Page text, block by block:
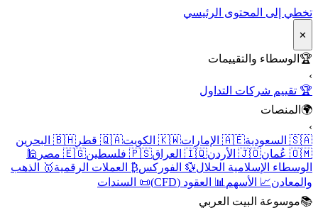
تخطي إلى المحتوى الرئيسي
✕
🏆الوسطاء والتقييمات
🏆 تقييم شركات التداول
🌍المنصات
🇸🇦 السعودية
🇦🇪 الإمارات 🇰🇼 الكويت 🇶🇦 قطر
🇧🇭 البحرين
🇴🇲 عُمان
🇯🇴 الأردن 🇮🇶 العراق 🇵🇸 فلسطين 🇪🇬 مصر
🕌
الوسطاء الإسلامية الحلال 💱 الفوركس ₿ العملات الرقمية🥇 الذهب
والمعادن📈 الأسهم📊 العقود (CFD)
📜 السندات
📚موسوعة البيت العربي